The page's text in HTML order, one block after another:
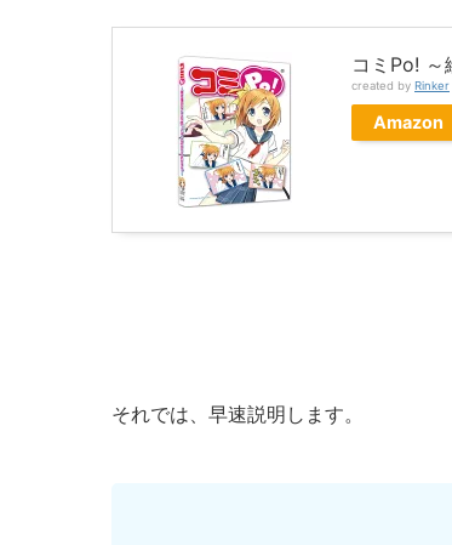
コミPo! ～
created by Rinker
Amazon
それでは、早速説明します。